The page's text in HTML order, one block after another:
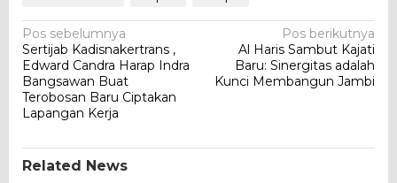
Navigasi
pos
Pos sebelumnya
Sertijab Kadisnakertrans ,
Edward Candra Harap Indra
Bangsawan Buat
Terobosan Baru Ciptakan
Lapangan Kerja
Pos berikutnya
Al Haris Sambut Kajati
Baru: Sinergitas adalah
Kunci Membangun Jambi
Related News